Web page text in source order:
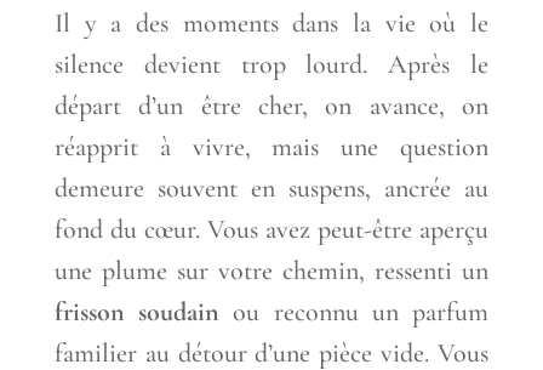
Il y a des moments dans la vie où le
silence devient trop lourd. Après le
départ d’un être cher, on avance, on
réapprit à vivre, mais une question
demeure souvent en suspens, ancrée au
fond du cœur. Vous avez peut-être aperçu
une plume sur votre chemin, ressenti un
frisson soudain ou reconnu un parfum
familier au détour d’une pièce vide. Vous